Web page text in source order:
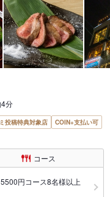
分
投稿特典対象店
COIN+支払い可
コース
円コース8名様以上